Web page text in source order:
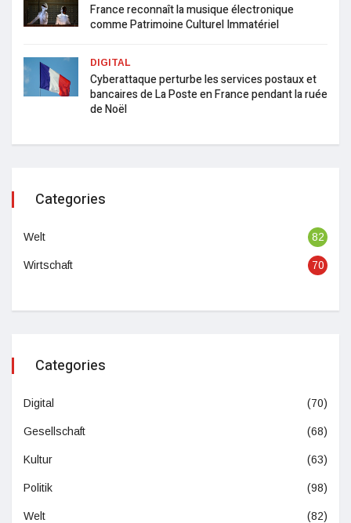
France reconnaît la musique électronique
comme Patrimoine Culturel Immatériel
DIGITAL
Cyberattaque perturbe les services postaux et
bancaires de La Poste en France pendant la ruée
de Noël
Categories
Welt 82
Wirtschaft 70
Categories
Digital (70)
Gesellschaft (68)
Kultur (63)
Politik (98)
Welt (82)